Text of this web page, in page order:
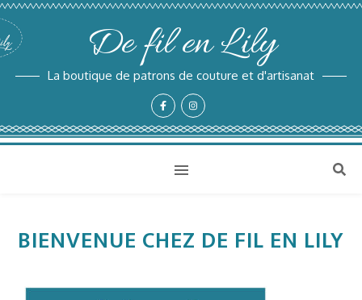
De fil en Lily
La boutique de patrons de couture et d'artisanat
BIENVENUE CHEZ DE FIL EN LILY